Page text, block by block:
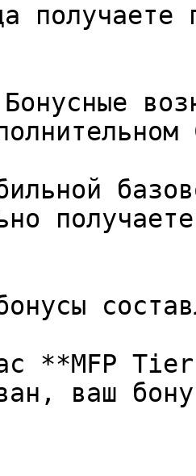
получаете
**MFP
ваш